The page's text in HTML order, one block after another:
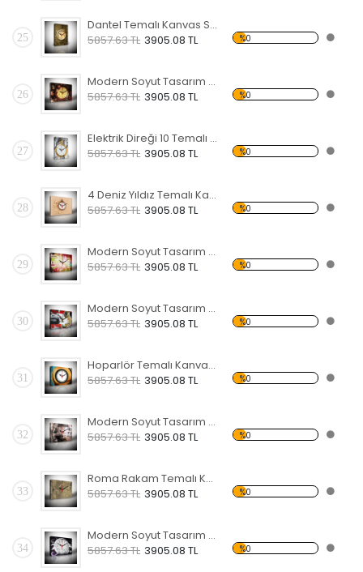
25
Dantel Temalı Kanvas Saat
5857.63 TL 3905.08 TL %0
26
Modern Soyut Tasarım 16 Temalı Kanvas Saat
5857.63 TL 3905.08 TL %0
27
Elektrik Direği 10 Temalı Kanvas Saat
5857.63 TL 3905.08 TL %0
28
4 Deniz Yıldız Temalı Kanvas Saat
5857.63 TL 3905.08 TL %0
29
Modern Soyut Tasarım 15 Temalı Kanvas Saat
5857.63 TL 3905.08 TL %0
30
Modern Soyut Tasarım 14 Temalı Kanvas Saat
5857.63 TL 3905.08 TL %0
31
Hoparlör Temalı Kanvas Saat
5857.63 TL 3905.08 TL %0
32
Modern Soyut Tasarım 13 Temalı Kanvas Saat
5857.63 TL 3905.08 TL %0
33
Roma Rakam Temalı Kanvas Saat
5857.63 TL 3905.08 TL %0
34
Modern Soyut Tasarım 11 Temalı Kanvas Saat
5857.63 TL 3905.08 TL %0